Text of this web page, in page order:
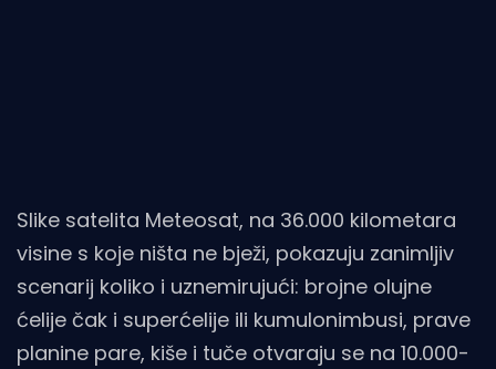
Slike satelita Meteosat, na 36.000 kilometara
visine s koje ništa ne bježi, pokazuju zanimljiv
scenarij koliko i uznemirujući: brojne olujne
ćelije čak i superćelije ili kumulonimbusi, prave
planine pare, kiše i tuče otvaraju se na 10.000-